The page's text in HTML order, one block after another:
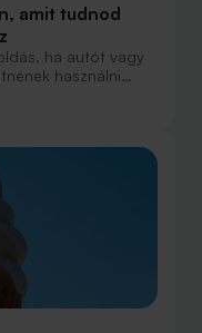
amit tudnod
ha autót vagy
használni
fizetniük.
találkozol.